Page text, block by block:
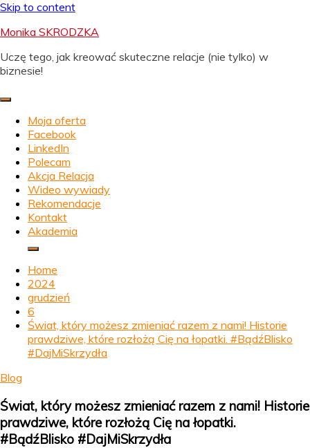
Skip to content
Monika SKRODZKA
Uczę tego, jak kreować skuteczne relacje (nie tylko) w
biznesie!
Moja oferta
Facebook
LinkedIn
Polecam
Akcja Relacja
Wideo wywiady
Rekomendacje
Kontakt
Akademia
Home
2024
grudzień
6
Świat, który możesz zmieniać razem z nami! Historie
prawdziwe, które rozłożą Cię na łopatki. #BądźBlisko
#DajMiSkrzydła
Blog
Świat, który możesz zmieniać razem z nami! Historie
prawdziwe, które rozłożą Cię na łopatki.
#BądźBlisko #DajMiSkrzydła